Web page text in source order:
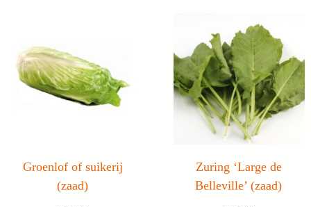
Groenlof of suikerij
(zaad)
Zuring ‘Large de
Belleville’ (zaad)